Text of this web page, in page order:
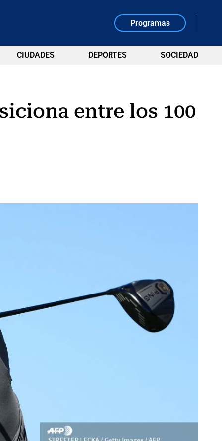
Programas
CIUDADES DEPORTES SOCIEDAD
entre los 100